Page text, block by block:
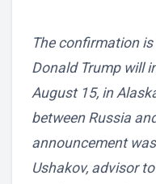
The confirmation
Donald Trump will
August 15, in
between Russia
announcement
Ushakov, advisor